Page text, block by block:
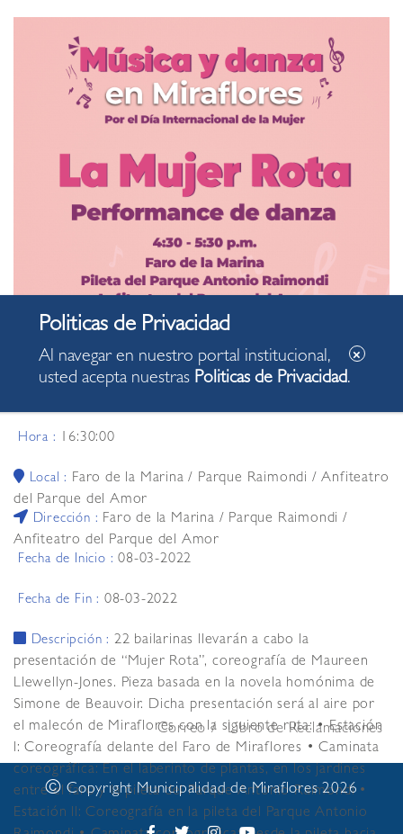
Hora : 16:30:00
Local : Faro de la Marina / Parque Raimondi / Anfiteatro
del Parque del Amor
Dirección : Faro de la Marina / Parque Raimondi /
Anfiteatro del Parque del Amor
Fecha de Inicio :08-03-2022
Fecha de Fin : 08-03-2022
Descripción : 22 bailarinas llevarán a cabo la
presentación de “Mujer Rota”, coreografía de Maureen
Llewellyn-Jones. Pieza basada en la novela homónima de
Simone de Beauvoir. Dicha presentación será al aire por
el malecón de Miraflores con la siguiente ruta: • Estación
l: Coreografía delante del Faro de Miraflores • Caminata
coreográfica: En el laberinto de plantas, en los jardines
entre el faro y la pileta del Parque Antonio Raimondi •
Estación ll: Coreografía en la pileta del Parque Antonio
Correo Libro de Reclamaciones
©Copyright Municipalidad de Miraflores 2026
Al navegar en nuestro portal institucional,
usted acepta nuestras Politicas de Privacidad.